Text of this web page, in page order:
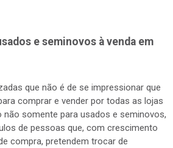
e seminovos à venda em
que não é de se impressionar que
comprar e vender por todas as lojas
somente para usados e seminovos,
de pessoas que, com crescimento
compra, pretendem trocar de